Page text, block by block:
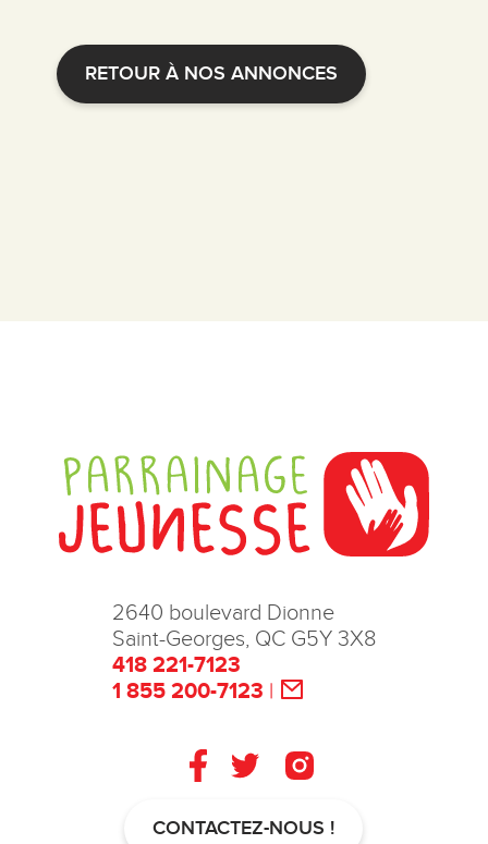
RETOUR À NOS ANNONCES
2640 boulevard Dionne
Saint-Georges, QC G5Y 3X8
418 221-7123
1 855 200-7123 |
CONTACTEZ-NOUS !